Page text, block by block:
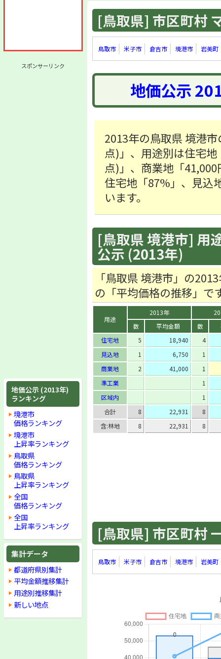
スポンサーリンク
地価公示 (2013年)
ランキング
境港市
価格ランキング
境港市
上昇率ランキング
鳥取県
価格ランキング
鳥取県
上昇率ランキング
全国
価格ランキング
全国
上昇率ランキング
集計データ
都道府県別集計
平均金額推移集計
用途別推移集計
新しい地点
[鳥取県] 市区町村
鳥取市 米子市 倉吉市 境港市 岩美町
地価公示
2013年の鳥取県 境港
点)」、用途別は住宅
点)」、商業地「
住宅地「87%」、見込
います。
[鳥取県 境港市] 用
公示 (2013年)
「鳥取県 境港市」の
の「平均価格の推移」で
用途
2013年
数
平均金額 数
住宅地
5 18,940
4
見込地
1 6,750
1
商業地
2 41,000
1
準工業
1
区域内
1
合計
8 22,931
8
含:林地
8 22,931 8
[鳥取県] 市区町村
鳥取市 米子市 倉吉市 境港市 岩美町